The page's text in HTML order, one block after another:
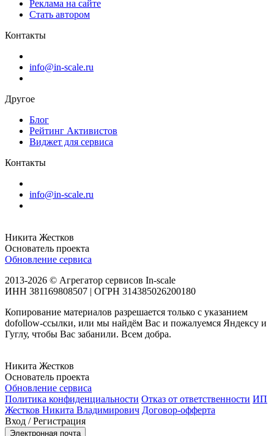
Реклама на сайте
Стать автором
Контакты
info@in-scale.ru
Другое
Блог
Рейтинг Активистов
Виджет для сервиса
Контакты
info@in-scale.ru
Никита Жестков
Основатель проекта
Обновление сервиса
2013-2026 © Агрегатор сервисов In-scale
ИНН 381169808507 | ОГРН 314385026200180
Копирование материалов разрешается только с указанием
dofollow-ссылки, или мы найдём Вас и пожалуемся Яндексу и
Гуглу, чтобы Вас забанили. Всем добра.
Никита Жестков
Основатель проекта
Обновление сервиса
Политика конфиденциальности Отказ от ответственности ИП
Жестков Никита Владимирович Договор-офферта
Вход / Регистрация
Электронная почта